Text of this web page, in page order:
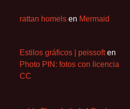
rattan homels en Mermaid
Estilos gráficos | peissoften
Photo PIN: fotos con licencia
CC